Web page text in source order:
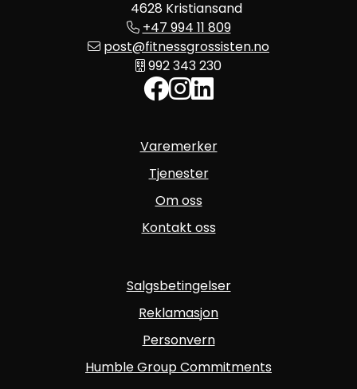
4628 Kristiansand
+47 994 11 809
post@fitnessgrossisten.no
992 343 230
Varemerker
Tjenester
Om oss
Kontakt oss
Salgsbetingelser
Reklamasjon
Personvern
Humble Group Commitments